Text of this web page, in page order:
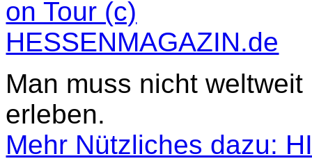
Man muss nicht
erleben.
Mehr Nützliches dazu: